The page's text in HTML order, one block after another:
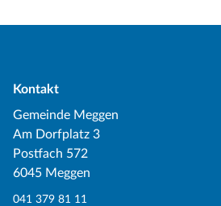
Kontakt
Gemeinde Meggen
Am Dorfplatz 3
Postfach 572
6045 Meggen
041 379 81 11